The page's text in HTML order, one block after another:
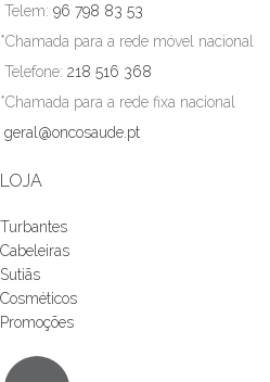
Telem: 96 798 83 53
*Chamada para a rede móvel nacional
Telefone: 218 516 368
*Chamada para a rede fixa nacional
geral@oncosaude.pt
LOJA
Turbantes
Cabeleiras
Sutiãs
Cosméticos
Promoções